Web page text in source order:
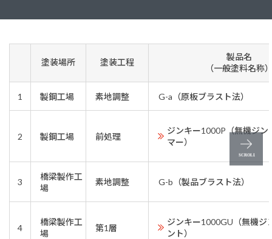
塗装場所 塗装工程
製品名
（一般塗料名称
1 製鋼工場 素地調整 G-a（原板ブラスト法）
2 製鋼工場 前処理
ジンキー1000P（無機ジン
マー）
3
橋梁製作工
場
素地調整 G-b（製品ブラスト法）
4
橋梁製作工
場
第1層
ジンキー1000GU（無機ジ
ント）